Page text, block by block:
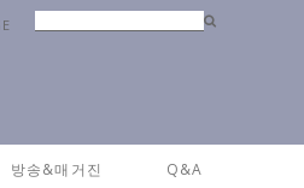
방송&매거진 Q&A